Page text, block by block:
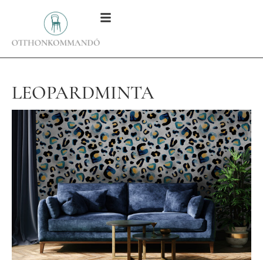
LEOPARDMINTA